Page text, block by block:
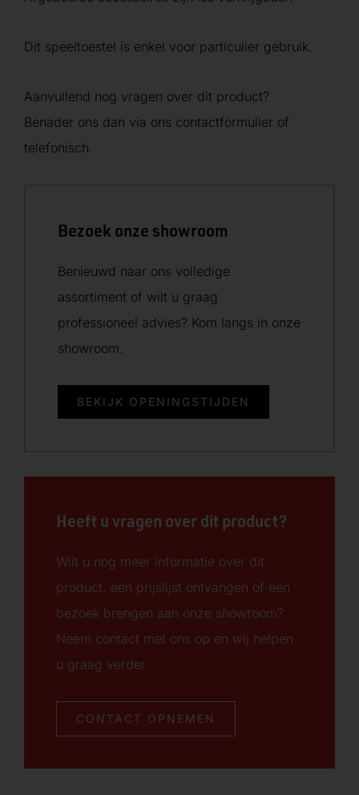
Dit speeltoestel is enkel voor particulier gebruik.
Aanvullend nog vragen over dit product?
Benader ons dan via ons contactformulier of
telefonisch.
Bezoek onze showroom
Benieuwd naar ons volledige
assortiment of wilt u graag
professioneel advies? Kom langs in onze
showroom.
BEKIJK OPENINGSTIJDEN
Heeft u vragen over dit product?
Wilt u nog meer informatie over dit
product, een prijslijst ontvangen of een
bezoek brengen aan onze showroom?
Neem contact met ons op en wij helpen
u graag verder.
CONTACT OPNEMEN